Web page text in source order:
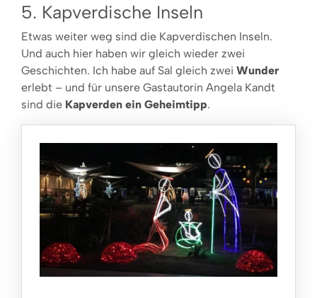
5. Kapverdische Inseln
Etwas weiter weg sind die Kapverdischen Inseln.
Und auch hier haben wir gleich wieder zwei
Geschichten. Ich habe auf Sal gleich zwei Wunder
erlebt – und für unsere Gastautorin Angela Kandt
sind die Kapverden ein Geheimtipp.